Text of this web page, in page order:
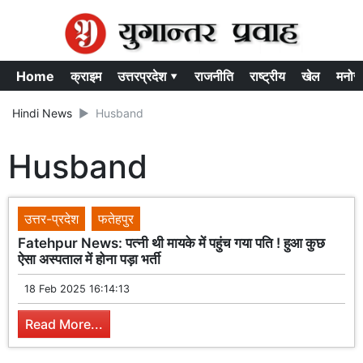
Home क्राइम उत्तरप्रदेश ▾ राजनीति राष्ट्रीय खेल
Hindi News Husband
Husband
उत्तर-प्रदेश
फतेहपुर
Fatehpur News: पत्नी थी मायके में पहुंच गया पति ! हुआ कुछ
ऐसा अस्पताल में होना पड़ा भर्ती
18 Feb 2025 16:14:13
Read More...